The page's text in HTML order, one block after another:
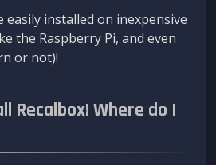
easily installed on inexpensive
the Raspberry Pi, and even
or not)!
Recalbox! Where do I